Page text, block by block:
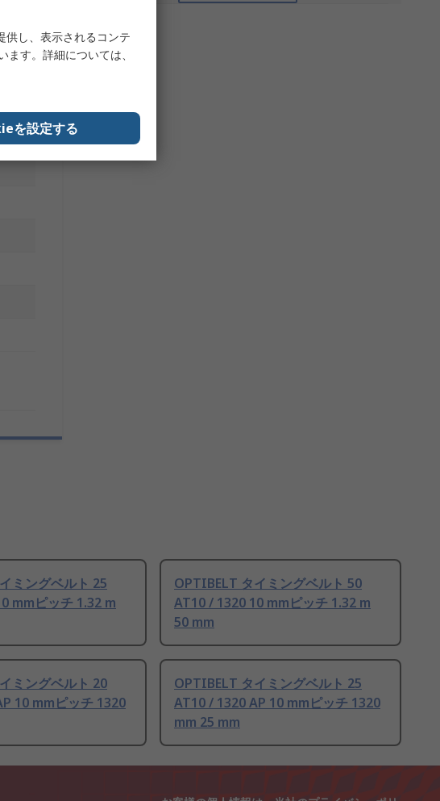
ミングベルト 25
mmピッチ 1.32 m
OPTIBELT タイミングベルト 50
AT10 / 1320 10 mmピッチ 1.32 m
50 mm
ミングベルト 20
10 mmピッチ 1320
OPTIBELT タイミングベルト 25
AT10 / 1320 AP 10 mmピッチ 1320
mm 25 mm
供し、表示されるコンテ
す。詳細については、
を設定する